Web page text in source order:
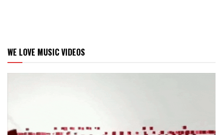
WE LOVE MUSIC VIDEOS